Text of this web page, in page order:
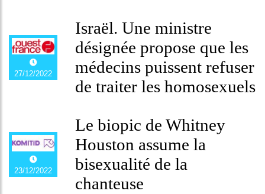
27/12/2022
Israël. Une ministre
désignée propose que les
médecins puissent refuser
de traiter les homosexuels
23/12/2022
Le biopic de Whitney
Houston assume la
bisexualité de la
chanteuse